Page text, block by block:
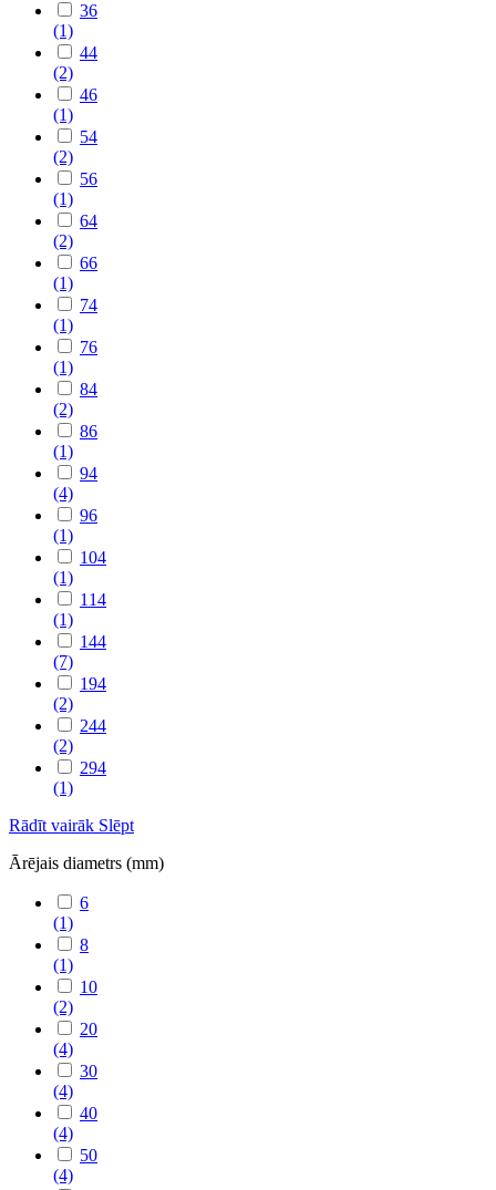
36
(1)
44
(2)
46
(1)
54
(2)
56
(1)
64
(2)
66
(1)
74
(1)
76
(1)
84
(2)
86
(1)
94
(4)
96
(1)
104
(1)
114
(1)
144
(7)
194
(2)
244
(2)
294
(1)
Rādīt vairāk Slēpt
Ārējais diametrs (mm)
6
(1)
8
(1)
10
(2)
20
(4)
30
(4)
40
(4)
50
(4)